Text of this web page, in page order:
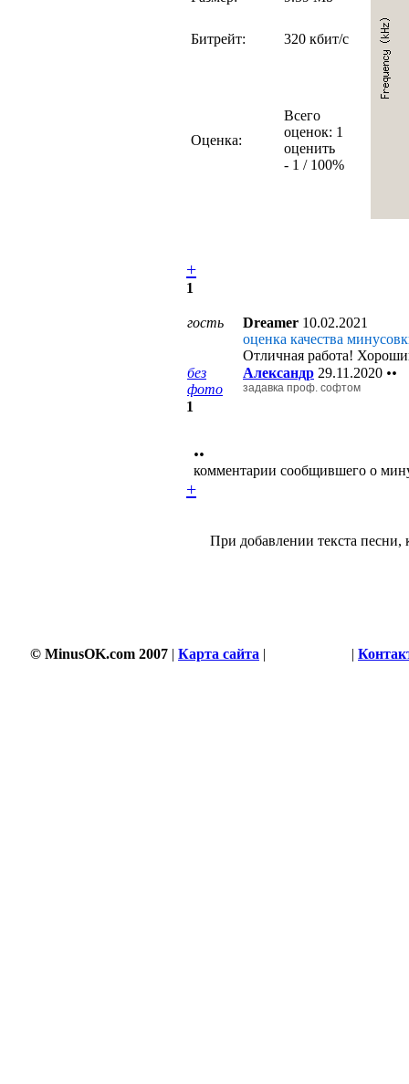
Битрейт: 320 кбит/с
Оценка:
Всего
оценок: 1
оценить
- 1 / 100%
+
1
гость Dreamer 10.02.2021
оценка качества
Отличная работа!
без
фото
Александр 29.11.2020 ••
задавка проф. софтом
1
••
комментарии сообщившего о
+
При добавлении текста песни,
© MinusOK.com 2007 | Карта сайта | |